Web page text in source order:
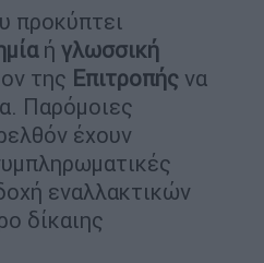
προκύπτει
ή γλωσσική
της Επιτροπής να
Παρόμοιες
έχουν
εναλλακτικών
δίκαιης